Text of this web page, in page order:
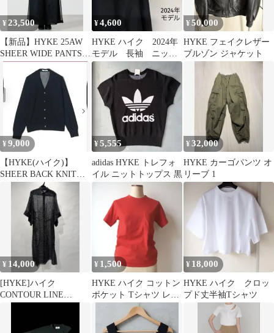
¥23,500
【新品】HYKE 25AW
SHEER WIDE PANTS
黒 サイズ2
¥4,600
HYKE ハイク 2024年
モデル 長袖 ニッ
ト クロップド ブラ
ック サイズ2
¥50,000
HYKE フェイクレザー
ブルゾン ジャケット
¥ 9,000
【HYKE(ハイク)】
SHEER BACK KNIT
CARDIGANブラック
¥5,555
adidas HYKE トレフォ
イル ニットトップス 黒
¥32,000
HYKE カーゴパンツ オ
リーブ 1
¥ 14,000
[HYKE]ハイク
CONTOUR LINE
¥ 1,500
HYKE ハイク コットン
ポケット Tシャツ レッ
¥ 18,000
HYKE ハイク クロッ
プド丈半袖Tシャツ